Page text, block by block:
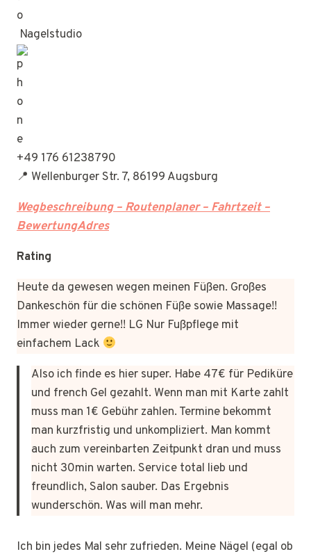
Nagelstudio
+49 176 61238790
📍 Wellenburger Str. 7, 86199 Augsburg
Wegbeschreibung – Routenplaner – Fahrtzeit –
BewertungAdres
Rating
Heute da gewesen wegen meinen Füßen. Großes
Dankeschön für die schönen Füße sowie Massage!!
Immer wieder gerne!! LG Nur Fußpflege mit
einfachem Lack
Also ich finde es hier super. Habe 47€ für Pediküre
und french Gel gezahlt. Wenn man mit Karte zahlt
muss man 1€ Gebühr zahlen. Termine bekommt
man kurzfristig und unkompliziert. Man kommt
auch zum vereinbarten Zeitpunkt dran und muss
nicht 30min warten. Service total lieb und
freundlich, Salon sauber. Das Ergebnis
wunderschön. Was will man mehr.
Ich bin jedes Mal sehr zufrieden. Meine Nägel (egal ob